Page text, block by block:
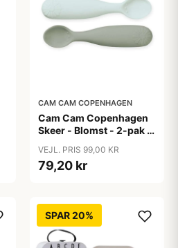
CAM CAM COPENHAGEN
Cam Cam Copenhagen
Skeer - Blomst - 2-pak -
VEJL. PRIS 99,00 KR
79,20 kr
SPAR 20%